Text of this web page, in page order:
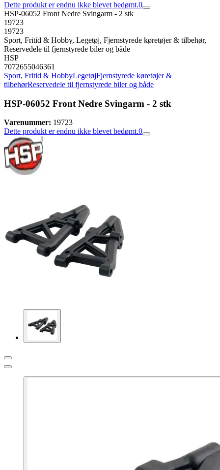
Dette produkt er endnu ikke blevet bedømt.0
HSP-06052 Front Nedre Svingarm - 2 stk
19723
19723
Sport, Fritid & Hobby, Legetøj, Fjernstyrede køretøjer & tilbehør,
Reservedele til fjernstyrede biler og både
HSP
7072655046361
Sport, Fritid & HobbyLegetøjFjernstyrede køretøjer &
tilbehørReservedele til fjernstyrede biler og både
HSP-06052 Front Nedre Svingarm - 2 stk
Varenummer: 19723
Dette produkt er endnu ikke blevet bedømt.0